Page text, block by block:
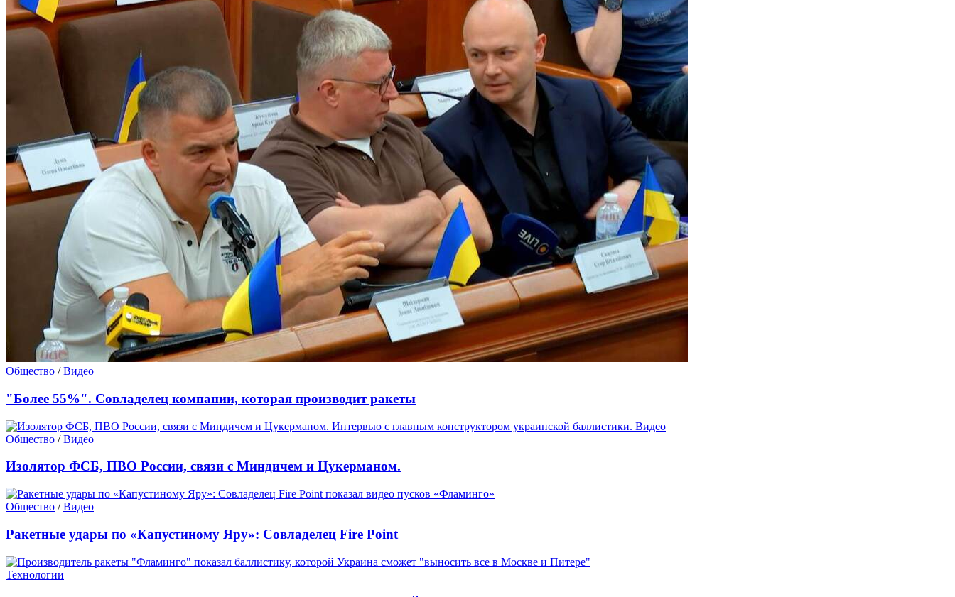
Общество /Видео
"Более 55%". Совладелец компании, которая производит ракеты
Общество /Видео
Изолятор ФСБ, ПВО России, связи с Миндичем и Цукерманом.
Общество /Видео
Ракетные удары по «Капустиному Яру»: Совладелец Fire Point
Технологии